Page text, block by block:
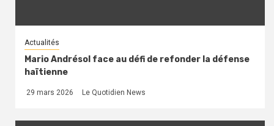
Actualités
Mario Andrésol face au défi de refonder la défense
haïtienne
29 mars 2026 Le Quotidien News